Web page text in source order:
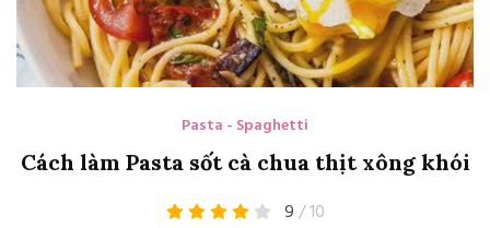
Pasta - Spaghetti
Cách làm Pasta sốt cà chua thịt xông khói
9/ 10